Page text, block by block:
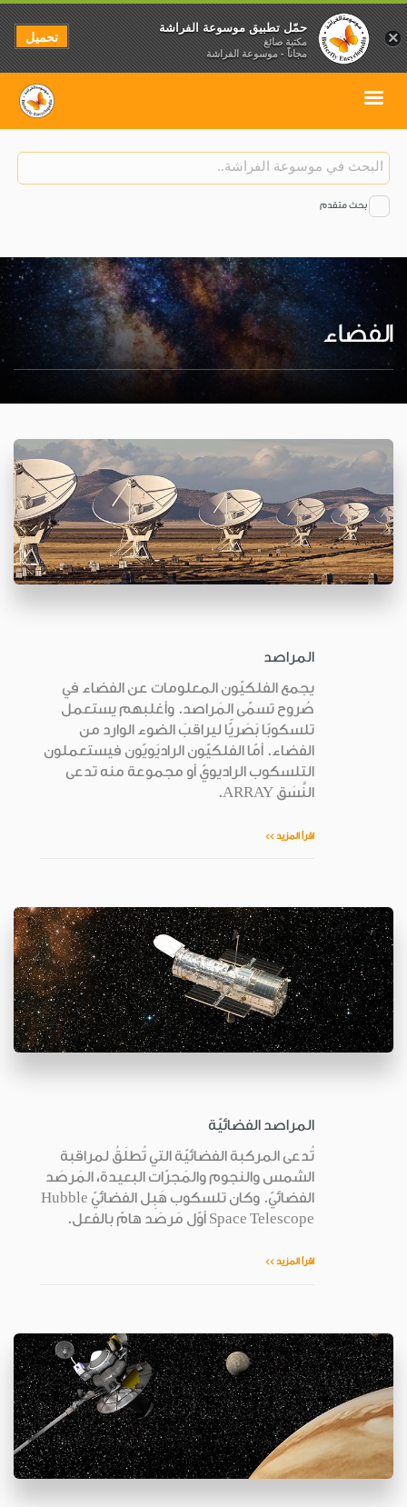
بحث متقدم
الفضاء
المراصد
يجمع الفلكيّون المعلومات عن الفضاء في
صُروح تسمّى المَراصد. وأغلبهم يستعمل
تلسكوبًا بَصَريًّا ليراقبَ الضوء الوارد من
الفضاء. أمّا الفلكيّون الراديَويّون فيستعملون
التلسكوب الراديويّ أو مجموعة منه تدعى
النَّسَق ARRAY.
اقرأ المزيد >>
المراصد الفضائيّة
تُدعى المركبة الفضائيّة التي تُطلَقُ لمراقبة
الشمس والنجوم والمَجرّات البعيدة، المَرصَد
الفضائيّ. وكان تلسكوب هَبِل الفضائيّ Hubble
Space Telescope أوّل مَرصَد هامّ بالفعل.
اقرأ المزيد >>
×
حمّل تطبيق موسوعة الفراشة
مكتبة صائغ
مجاناً - موسوعة الفراشة
تحميل